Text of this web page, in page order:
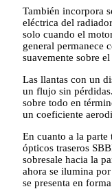
También incorpora
eléctrica del
solo cuando el
general permanece
suavemente sobre el
Las llantas con un
un flujo sin
sobre todo en
un coeficiente
En cuanto a la parte
ópticos traseros
sobresale hacia la
ahora se ilumina
se presenta en